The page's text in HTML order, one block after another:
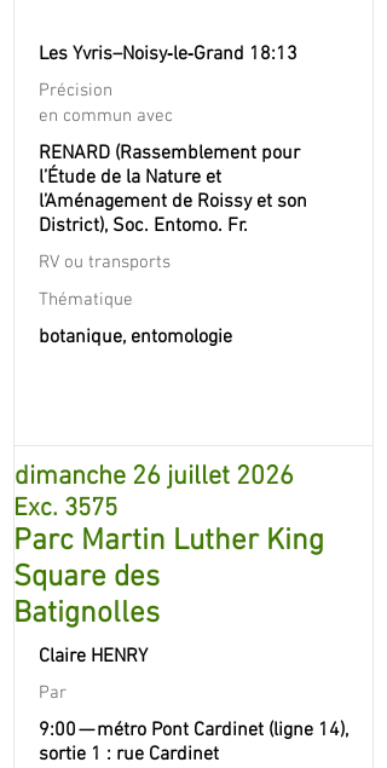
Les Yvris–Noisy‐le‐Grand 18:13
Précision
en commun avec
RENARD (Rassemblement pour
l’Étude de la Nature et
l’Aménagement de Roissy et son
District), Soc. Entomo. Fr.
RV ou transports
Thématique
botanique, entomologie
dimanche 26 juillet 2026
Exc. 3575
Parc Martin Luther King
Square des
Batignolles
Claire HENRY
Par
9:00 — métro Pont Cardinet (ligne 14),
sortie 1 : rue Cardinet